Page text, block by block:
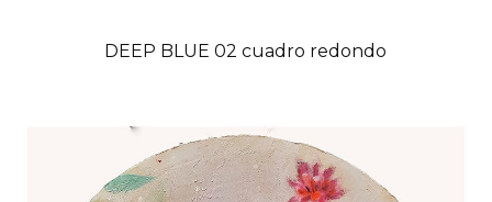
DEEP BLUE 02 cuadro redondo